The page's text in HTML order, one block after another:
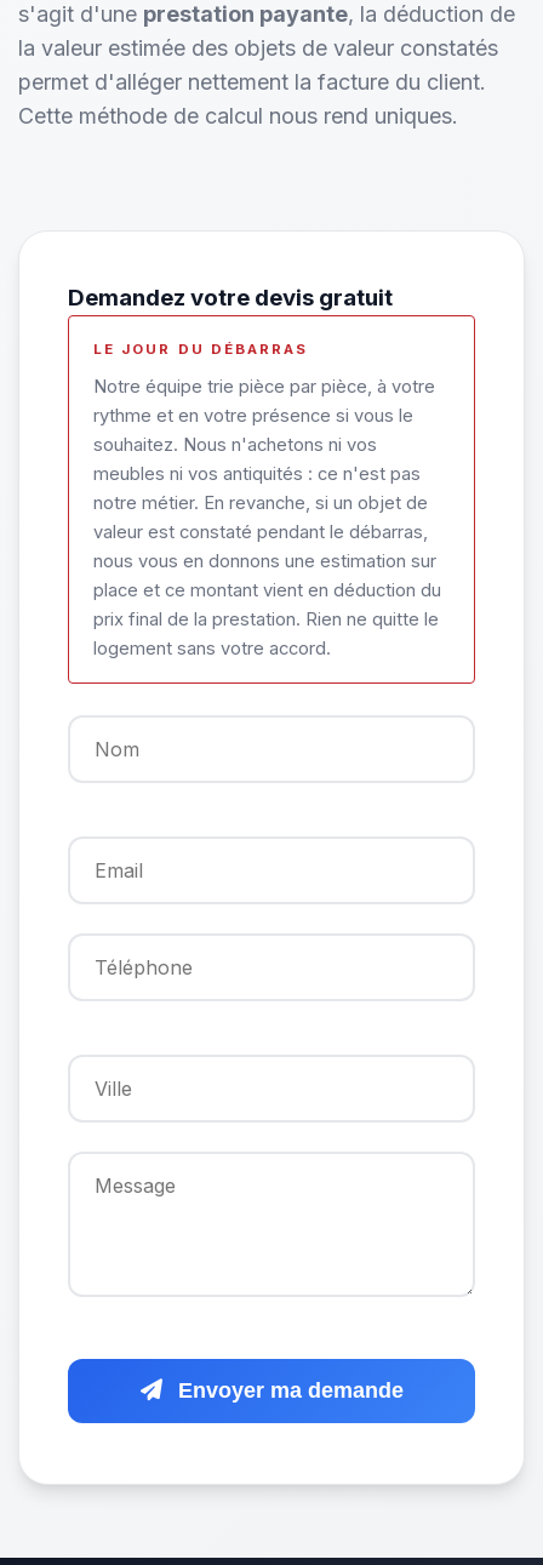
s'agit d'une prestation payante, la déduction de
la valeur estimée des objets de valeur constatés
permet d'alléger nettement la facture du client.
Cette méthode de calcul nous rend uniques.
Demandez votre devis gratuit
LE JOUR DU DÉBARRAS
Notre équipe trie pièce par pièce, à votre
rythme et en votre présence si vous le
souhaitez. Nous n'achetons ni vos
meubles ni vos antiquités : ce n'est pas
notre métier. En revanche, si un objet de
valeur est constaté pendant le débarras,
nous vous en donnons une estimation sur
place et ce montant vient en déduction du
prix final de la prestation. Rien ne quitte le
logement sans votre accord.
Envoyer ma demande